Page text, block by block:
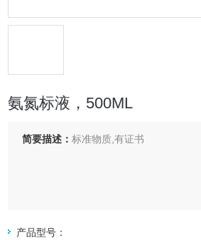
氨氮标液，500ML
简要描述：标准物质,有证书
产品型号：